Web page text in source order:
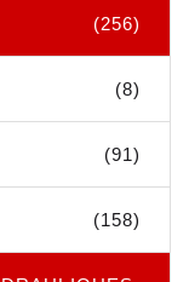
(256)
(8)
(91)
(158)